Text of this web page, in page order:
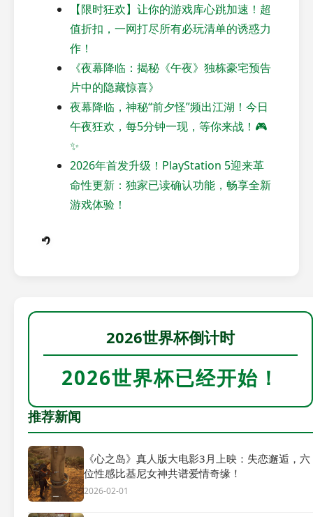
【限时狂欢】让你的游戏库心跳加速！超
值折扣，一网打尽所有必玩清单的诱惑力
作！
《夜幕降临：揭秘《午夜》独栋豪宅预告
片中的隐藏惊喜》
夜幕降临，神秘“前夕怪”频出江湖！今日
午夜狂欢，每5分钟一现，等你来战！🎮
✨
2026年首发升级！PlayStation 5迎来革
命性更新：独家已读确认功能，畅享全新
游戏体验！
2026世界杯倒计时
2026世界杯已经开始！
推荐新闻
《心之岛》真人版大电影3月上映：失恋邂逅，六
位性感比基尼女神共谱爱情奇缘！
2026-02-01